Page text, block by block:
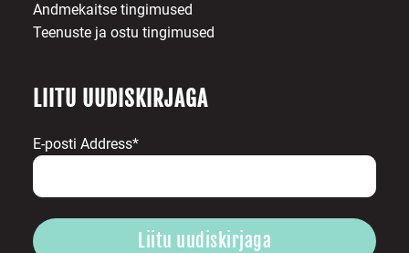
Andmekaitse tingimused
Teenuste ja ostu tingimused
LIITU UUDISKIRJAGA
E-posti Address*